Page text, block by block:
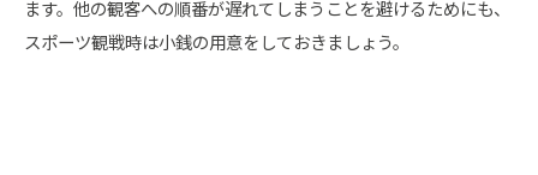
ます。他の観客への順番が遅れてしまうことを避けるためにも、
スポーツ観戦時は小銭の用意をしておきましょう。